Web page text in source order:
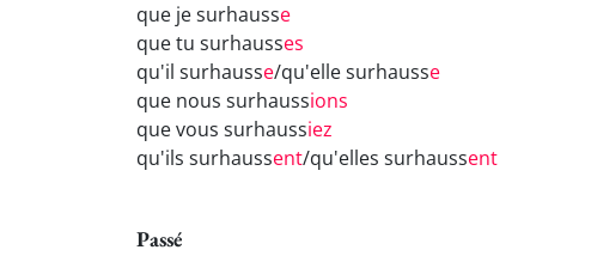
que je surhausse
que tu surhausses
qu'il surhausse/qu'elle surhausse
que nous surhaussions
que vous surhaussiez
qu'ils surhaussent/qu'elles surhaussent
Passé